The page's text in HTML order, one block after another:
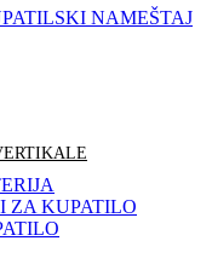
NAMEŠTAJ
ZA KUPATILO